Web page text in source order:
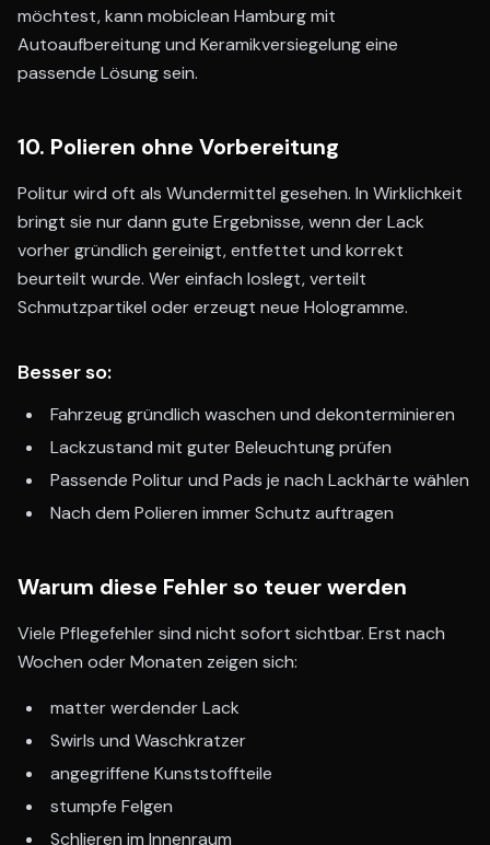
möchtest, kann mobiclean Hamburg mit
Autoaufbereitung und Keramikversiegelung eine
passende Lösung sein.
10. Polieren ohne Vorbereitung
Politur wird oft als Wundermittel gesehen. In Wirklichkeit
bringt sie nur dann gute Ergebnisse, wenn der Lack
vorher gründlich gereinigt, entfettet und korrekt
beurteilt wurde. Wer einfach loslegt, verteilt
Schmutzpartikel oder erzeugt neue Hologramme.
Besser so:
Fahrzeug gründlich waschen und dekonterminieren
Lackzustand mit guter Beleuchtung prüfen
Passende Politur und Pads je nach Lackhärte wählen
Nach dem Polieren immer Schutz auftragen
Warum diese Fehler so teuer werden
Viele Pflegefehler sind nicht sofort sichtbar. Erst nach
Wochen oder Monaten zeigen sich:
matter werdender Lack
Swirls und Waschkratzer
angegriffene Kunststoffteile
stumpfe Felgen
Schlieren im Innenraum